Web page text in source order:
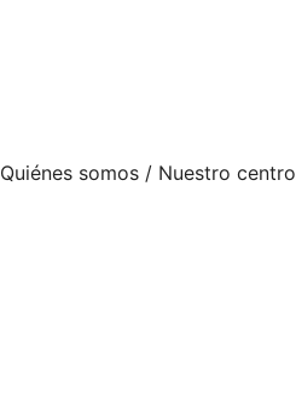
Quiénes somos / Nuestro centro